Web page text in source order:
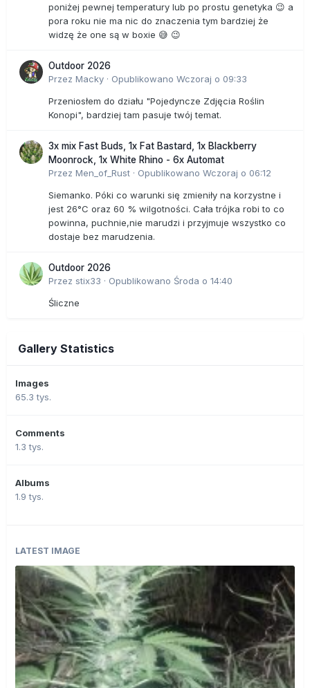
poniżej pewnej temperatury lub po prostu genetyka 😉 a
pora roku nie ma nic do znaczenia tym bardziej że
widzę że one są w boxie 😅 😉
Outdoor 2026
Przez Macky · Opublikowano Wczoraj o 09:33
Przeniosłem do działu "Pojedyncze Zdjęcia Roślin
Konopi", bardziej tam pasuje twój temat.
3x mix Fast Buds, 1x Fat Bastard, 1x Blackberry
Moonrock, 1x White Rhino - 6x Automat
Przez Men_of_Rust · Opublikowano Wczoraj o 06:12
Siemanko. Póki co warunki się zmieniły na korzystne i
jest 26°C oraz 60 % wilgotności. Cała trójka robi to co
powinna, puchnie,nie marudzi i przyjmuje wszystko co
dostaje bez marudzenia.
Outdoor 2026
Przez stix33 · Opublikowano Środa o 14:40
Śliczne
Gallery Statistics
Images
65.3 tys.
Comments
1.3 tys.
Albums
1.9 tys.
LATEST IMAGE